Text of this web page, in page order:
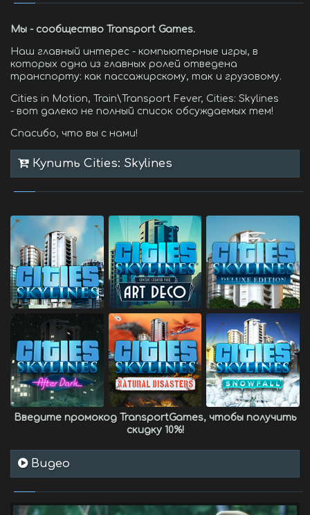
Мы - сообщество Transport Games.
Наш главный интерес - компьютерные игры, в
которых одна из главных ролей отведена
транспорту: как пассажирскому, так и грузовому.
Cities in Motion, Train\Transport Fever, Cities: Skylines
- вот далеко не полный список обсуждаемых тем!
Спасибо, что вы с нами!
Купить Cities: Skylines
Введите промокод TransportGames, чтобы получить
скидку 10%!
Видео